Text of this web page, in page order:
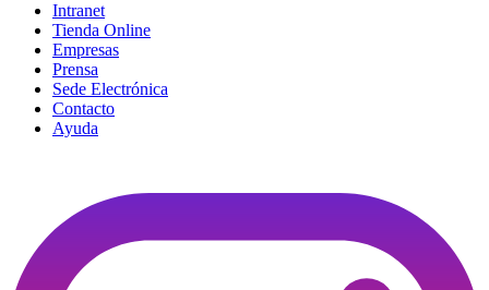
Intranet
Tienda Online
Empresas
Prensa
Sede Electrónica
Contacto
Ayuda